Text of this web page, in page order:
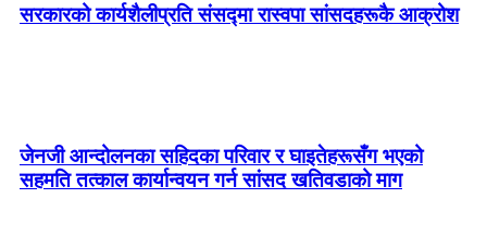
सरकारको कार्यशैलीप्रति संसद्‍मा रास्वपा सांसदहरूकै आक्रोश
जेनजी आन्दोलनका सहिदका परिवार र घाइतेहरूसँग भएको
सहमति तत्काल कार्यान्वयन गर्न सांसद खतिवडाको माग